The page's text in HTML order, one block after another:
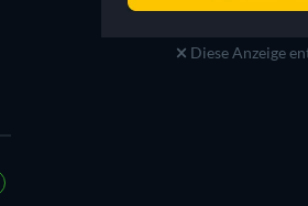
Diese Anzeige